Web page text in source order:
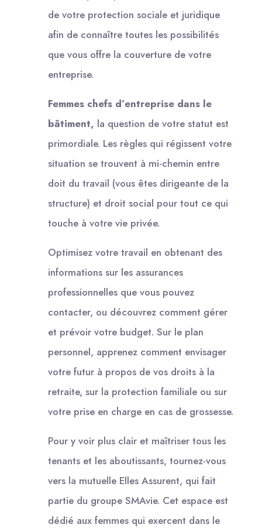
de votre protection sociale et juridique
afin de connaître toutes les possibilités
que vous offre la couverture de votre
entreprise.
Femmes chefs d’entreprise dans le
bâtiment, la question de votre statut est
primordiale. Les règles qui régissent votre
situation se trouvent à mi-chemin entre
doit du travail (vous êtes dirigeante de la
structure) et droit social pour tout ce qui
touche à votre vie privée.
Optimisez votre travail en obtenant des
informations sur les assurances
professionnelles que vous pouvez
contacter, ou découvrez comment gérer
et prévoir votre budget. Sur le plan
personnel, apprenez comment envisager
votre futur à propos de vos droits à la
retraite, sur la protection familiale ou sur
votre prise en charge en cas de grossesse.
Pour y voir plus clair et maîtriser tous les
tenants et les aboutissants, tournez-vous
vers la mutuelle Elles Assurent, qui fait
partie du groupe SMAvie. Cet espace est
dédié aux femmes qui exercent dans le